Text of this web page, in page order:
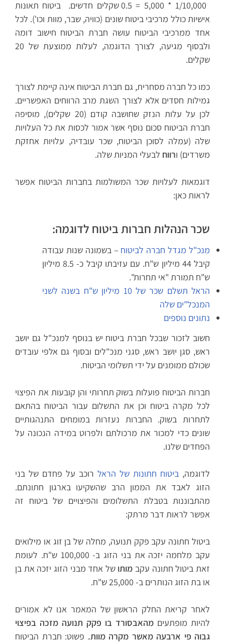
1/10,000 * 5,000 = 0.5 שקלים חדשים. ביטוח תאונות
אישיות כולל מרכיבי ביטוח שונים (כוויה, שבר, מוות וכו'). לכל
אחד ממרכיבי הביטוח עושה חברת הביטוח חישוב דומה
ולבסוף מגיעה, לצורך הדוגמה, לעלות ממוצעת של 20
שקלים.
כמו כל חברה מסחרית, גם חברת הביטוח אינה קיימת לצורך
גמילות חסדים אלא לצורך השגת מרב הרווחים האפשריים.
לכן על עלות הנזק שחושבה קודם (20 שקלים), מוסיפה
חברת הביטוח סכום נוסף אשר אמור לכסות את כל העלויות
שלה (עמלה לסוכן הביטוח, שכר עובדיה, עלויות אחזקת
משרדים) ורווחלבעלי המניות שלה.
דוגמאות לעלויות שכר המשולמות בחברות הביטוח אפשר
לראות כאן:
שכר הנהלות חברות ביטוח לדוגמה:
מנכ"ל מגדל חברה לביטוח– בשמונה שנות עבודה
קיבל 44 מיליון ש"ח. עם עזיבתו קיבל כ- 8.5 מיליון
ש"ח תמורת "אי תחרות".
הראל תשלם שכר של 10 מיליון ש"ח בשנה לשני
המנכל"ים שלה
נתונים נוספים
חשוב לזכור שבכל חברת ביטוח יש בנוסף למנכ"ל גם יושב
ראש, סגן יושב ראש, סגני מנכ"לים ובסוף גם אלפי עובדים
שכולם ממומנים על ידי תשלומי הביטוח.
חברות הביטוח פועלות בשוק תחרותי והן קובעות את הפיצוי
לכל מקרה ביטוח וכן את התשלום עבור הביטוח בהתאם
לתחרות בשוק. החברות נעזרות במומחים התנהגותיים
שונים כדי למכור את מרכולתם ולפרוט במידה הנכונה על
הפחדים שלנו.
לדוגמה,ביטוח חתונות של הראלרוכב על פחדם של בני
הזוג לאבד את הממון הרב שהשקיעו בארגון חתונתם.
מהתבוננות בטבלת התשלומים והפיצויים של ביטוח זה
אפשר לראות דבר מרתק:
ביטול חתונה עקב פקק תנועה, מחלה של בן זוג או מילואים
עקב מלחמה יזכה את בני הזוג ב- 100,000 ש"ח. לעומת
זאת ביטול חתונה עקבמותושל אחד מבני הזוג יזכה את בן
או בת הזוג הנותרים ב- 25,000 ש"ח.
לאחר קריאת החלק הראשון של המאמר אנו לא אמורים
להיות מופתעיםמהאבסורד בו פקק תנועה מזכה בפיצוי
גבוה פי ארבעה מאשר מקרה מוות.פשוט: חברת הביטוח